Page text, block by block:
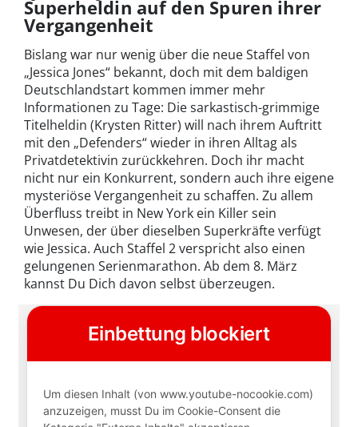
Superheldin auf den Spuren ihrer
Vergangenheit
Bislang war nur wenig über die neue Staffel von
„Jessica Jones“ bekannt, doch mit dem baldigen
Deutschlandstart kommen immer mehr
Informationen zu Tage: Die sarkastisch-grimmige
Titelheldin (Krysten Ritter) will nach ihrem Auftritt
mit den „Defenders“ wieder in ihren Alltag als
Privatdetektivin zurückkehren. Doch ihr macht
nicht nur ein Konkurrent, sondern auch ihre eigene
mysteriöse Vergangenheit zu schaffen. Zu allem
Überfluss treibt in New York ein Killer sein
Unwesen, der über dieselben Superkräfte verfügt
wie Jessica. Auch Staffel 2 verspricht also einen
gelungenen Serienmarathon. Ab dem 8. März
kannst Du Dich davon selbst überzeugen.